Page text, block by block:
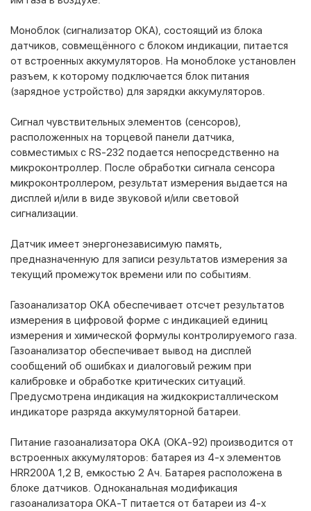
Моноблок (сигнализатор ОКА), состоящий из блока
датчиков, совмещённого с блоком индикации, питается
от встроенных аккумуляторов. На моноблоке установлен
разъем, к которому подключается блок питания
(зарядное устройство) для зарядки аккумуляторов.
Сигнал чувствительных элементов (сенсоров),
расположенных на торцевой панели датчика,
совместимых с RS-232 подается непосредственно на
микроконтроллер. После обработки сигнала сенсора
микроконтроллером, результат измерения выдается на
дисплей и/или в виде звуковой и/или световой
сигнализации.
Датчик имеет энергонезависимую память,
предназначенную для записи результатов измерения за
текущий промежуток времени или по событиям.
Газоанализатор ОКА обеспечивает отсчет результатов
измерения в цифровой форме с индикацией единиц
измерения и химической формулы контролируемого газа.
Газоанализатор обеспечивает вывод на дисплей
сообщений об ошибках и диалоговый режим при
калибровке и обработке критических ситуаций.
Предусмотрена индикация на жидкокристаллическом
индикаторе разряда аккумуляторной батареи.
Питание газоанализатора ОКА (ОКА-92) производится от
встроенных аккумуляторов: батарея из 4-х элементов
HRR200A 1,2 В, емкостью 2 Ач. Батарея расположена в
блоке датчиков. Одноканальная модификация
газоанализатора ОКА-Т питается от батареи из 4-х